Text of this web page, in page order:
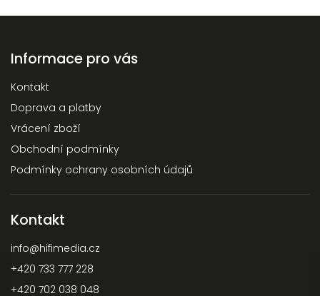
Informace pro vás
Kontakt
Doprava a platby
Vrácení zboží
Obchodní podmínky
Podmínky ochrany osobních údajů
Kontakt
info@hifimedia.cz
+420 733 777 228
+420 702 038 048